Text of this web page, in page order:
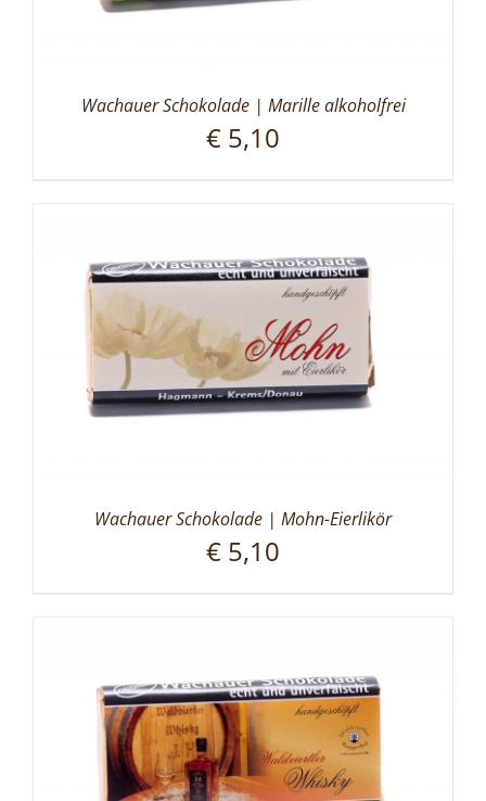
Wachauer Schokolade | Marille alkoholfrei
€ 5,10
Wachauer Schokolade | Mohn-Eierlikör
€ 5,10